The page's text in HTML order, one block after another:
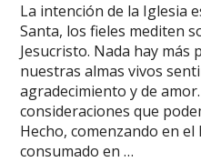
La intención de la Iglesia
Santa, los fieles mediten
Jesucristo. Nada hay
nuestras almas vivos
agradecimiento y de
consideraciones que
Hecho, comenzando en
consumado en …